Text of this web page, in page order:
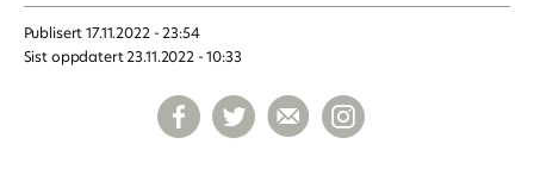
Publisert 17.11.2022 - 23:54
Sist oppdatert 23.11.2022 - 10:33